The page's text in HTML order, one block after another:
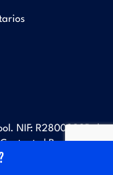
NIF: R2800828B. |
Contacto|Buzón de
en el uso de